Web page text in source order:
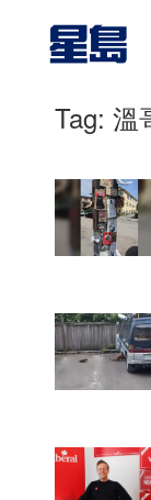
Tag: 溫